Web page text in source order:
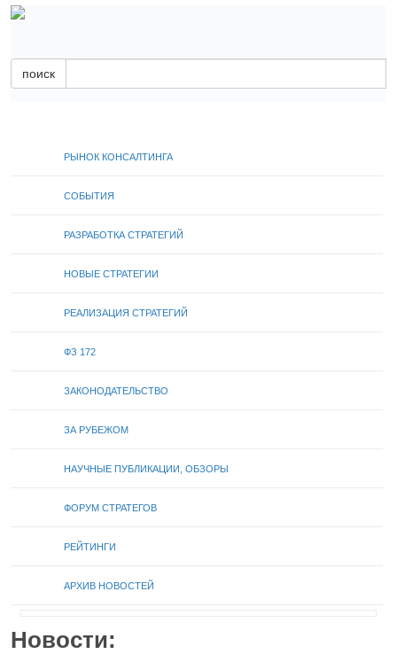
поиск
РЫНОК КОНСАЛТИНГА
СОБЫТИЯ
РАЗРАБОТКА СТРАТЕГИЙ
НОВЫЕ СТРАТЕГИИ
РЕАЛИЗАЦИЯ СТРАТЕГИЙ
ФЗ 172
ЗАКОНОДАТЕЛЬСТВО
ЗА РУБЕЖОМ
НАУЧНЫЕ ПУБЛИКАЦИИ, ОБЗОРЫ
ФОРУМ СТРАТЕГОВ
РЕЙТИНГИ
АРХИВ НОВОСТЕЙ
Новости: